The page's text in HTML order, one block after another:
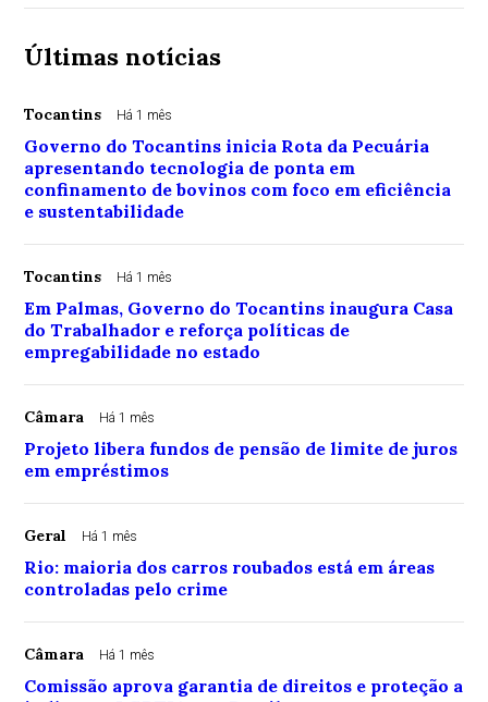
Últimas notícias
Tocantins Há 1 mês
Governo do Tocantins inicia Rota da Pecuária
apresentando tecnologia de ponta em
confinamento de bovinos com foco em eficiência
e sustentabilidade
Tocantins Há 1 mês
Em Palmas, Governo do Tocantins inaugura Casa
do Trabalhador e reforça políticas de
empregabilidade no estado
Câmara Há 1 mês
Projeto libera fundos de pensão de limite de juros
em empréstimos
Geral Há 1 mês
Rio: maioria dos carros roubados está em áreas
controladas pelo crime
Câmara Há 1 mês
Comissão aprova garantia de direitos e proteção a